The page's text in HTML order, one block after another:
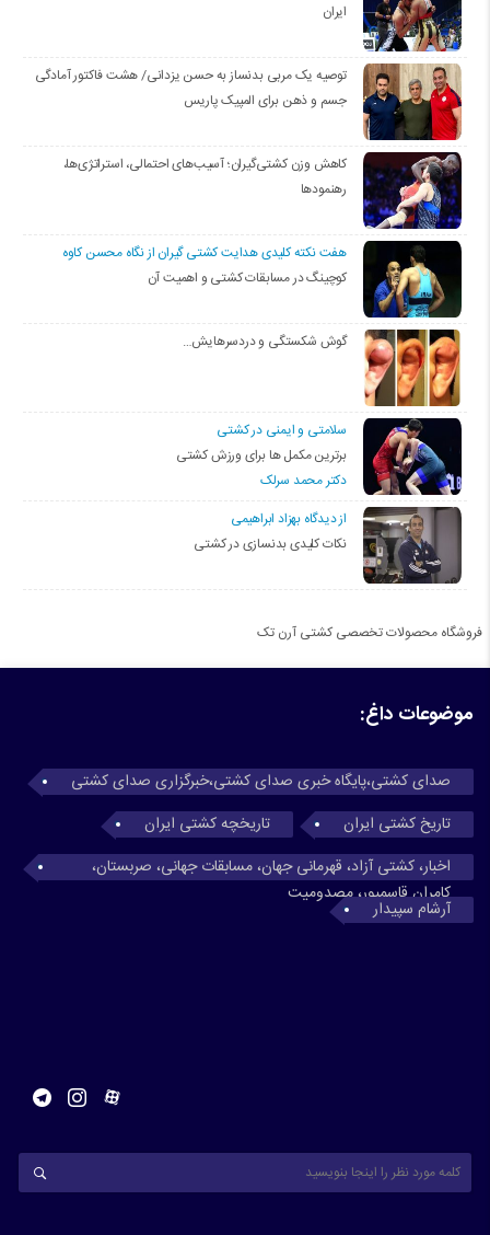
ایران
توصیه یک مربی بدنساز به حسن یزدانی/ هشت فاکتور آمادگی
جسم و ذهن برای المپیک پاریس
کاهش وزن کشتی‌گیران؛ آسیب‌های احتمالی، استراتژی‌ها،
رهنمودها
هفت نکته کلیدی هدایت کشتی گیران از نگاه محسن کاوه
کوچینگ در مسابقات کشتی و اهمیت آن
گوش شکستگی و دردسرهایش…
سلامتی و ایمنی در کشتی
برترین مکمل ها برای ورزش کشتی
دکتر محمد سرلک
از دیدگاه بهزاد ابراهیمی
نکات کلیدی بدنسازی در کشتی
فروشگاه محصولات تخصصی کشتی آرن تک
موضوعات داغ:
صدای کشتی،پایگاه خبری صدای کشتی،خبرگزاری صدای کشتی
تاریخ کشتی ایران
تاریخچه کشتی ایران
اخبار، کشتی آزاد، قهرمانی جهان، مسابقات جهانی، صربستان،
کامران قاسمپور، مصدومیت
آرشام سپیدار